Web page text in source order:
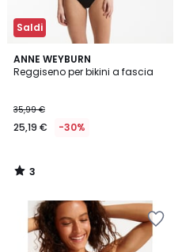
Saldi
ANNE WEYBURN
Reggiseno per bikini a fascia
35,99 €
25,19 € -30%
3
/
3
/